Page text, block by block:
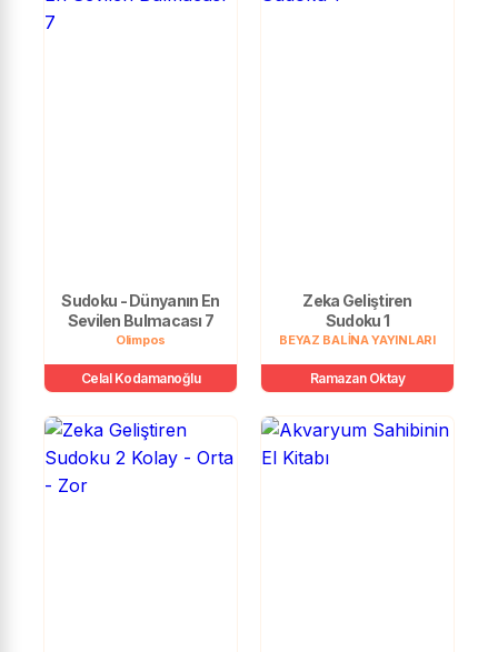
Sudoku - Dünyanın En
Sevilen Bulmacası 7
Olimpos
Celal Kodamanoğlu
Zeka Geliştiren
Sudoku 1
BEYAZ BALİNA YAYINLARI
Ramazan Oktay